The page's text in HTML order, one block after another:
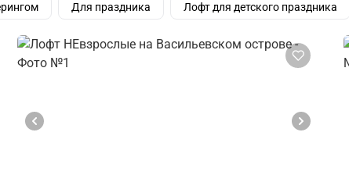
Для праздника Лофт для детского праздника